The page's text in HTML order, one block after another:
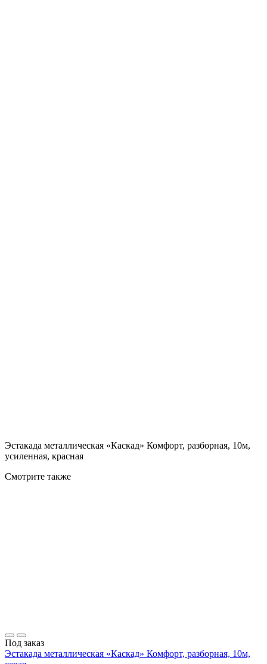
Эстакада металлическая «Каскад» Комфорт, разборная, 10м,
усиленная, красная
Смотрите также
Под заказ
Эстакада металлическая «Каскад» Комфорт, разборная, 10м,